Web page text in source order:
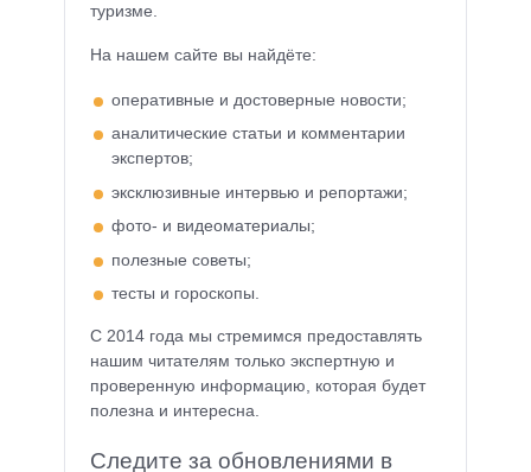
туризме.
На нашем сайте вы найдёте:
оперативные и достоверные новости;
аналитические статьи и комментарии
экспертов;
эксклюзивные интервью и репортажи;
фото- и видеоматериалы;
полезные советы;
тесты и гороскопы.
С 2014 года мы стремимся предоставлять
нашим читателям только экспертную и
проверенную информацию, которая будет
полезна и интересна.
Следите за обновлениями в